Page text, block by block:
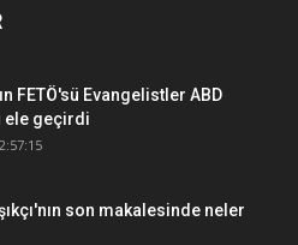
FETÖ'sü Evangelistler ABD
ele geçirdi
son makalesinde neler